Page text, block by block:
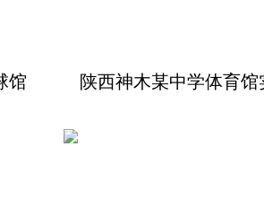
馆 陕西神木某中学体育馆